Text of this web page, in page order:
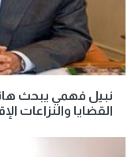
نبيل فهمي يبحث
القضايا والنزاعات